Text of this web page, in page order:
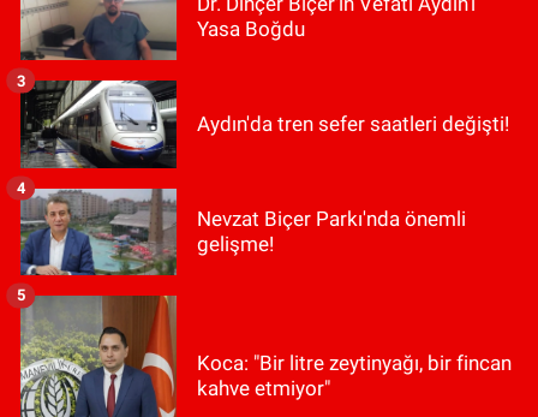
Yasa Boğdu
Aydın'da tren sefer saatleri değişti!
3
Nevzat Biçer Parkı'nda önemli
gelişme!
4
Koca: "Bir litre zeytinyağı, bir fincan
kahve etmiyor"
5